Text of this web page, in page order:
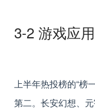
3-2 游戏应
上半年热投榜的“榜
第二。 长安幻想、